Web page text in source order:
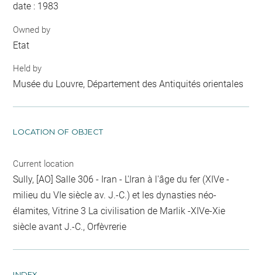
date : 1983
Owned by
Etat
Held by
Musée du Louvre, Département des Antiquités orientales
LOCATION OF OBJECT
Current location
Sully, [AO] Salle 306 - Iran - L'Iran à l'âge du fer (XIVe -
milieu du VIe siècle av. J.-C.) et les dynasties néo-
élamites, Vitrine 3 La civilisation de Marlik -XIVe-Xie
siècle avant J.-C., Orfèvrerie